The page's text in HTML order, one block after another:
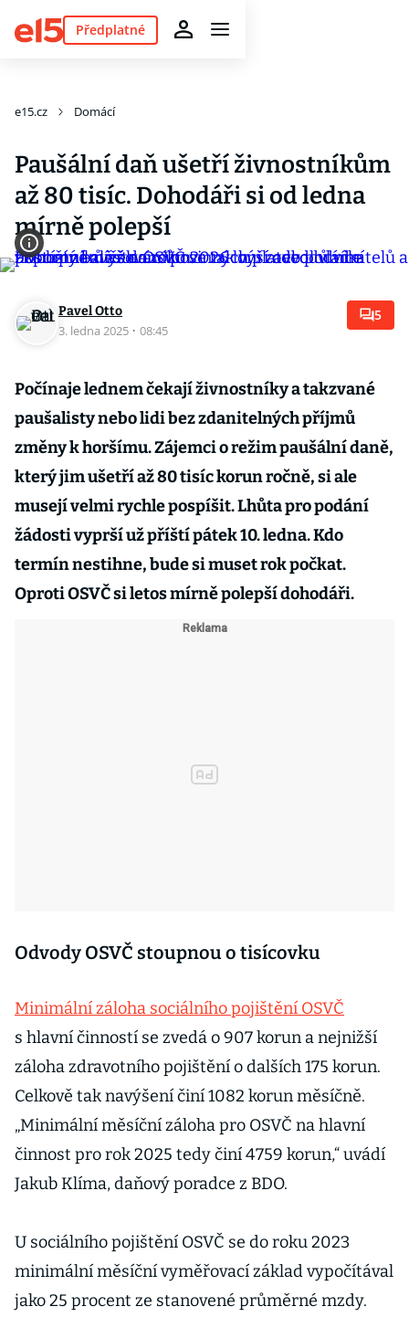
Předplatné
e15.cz Domácí
Paušální daň ušetří živnostníkům
až 80 tisíc. Dohodáři si od ledna
mírně polepší
Pavel Otto
3. ledna 2025 · 08:45
5
Počínaje lednem čekají živnostníky a takzvané
paušalisty nebo lidi bez zdanitelných příjmů
změny k horšímu. Zájemci o režim paušální daně,
který jim ušetří až 80 tisíc korun ročně, si ale
musejí velmi rychle pospíšit. Lhůta pro podání
žádosti vyprší už příští pátek 10. ledna. Kdo
termín nestihne, bude si muset rok počkat.
Oproti OSVČ si letos mírně polepší dohodáři.
Odvody OSVČ stoupnou o tisícovku
Minimální záloha sociálního pojištění OSVČ
s hlavní činností se zvedá o 907 korun a nejnižší
záloha zdravotního pojištění o dalších 175 korun.
Celkově tak navýšení činí 1082 korun měsíčně.
„Minimální měsíční záloha pro OSVČ na hlavní
činnost pro rok 2025 tedy činí 4759 korun,“ uvádí
Jakub Klíma, daňový poradce z BDO.
U sociálního pojištění OSVČ se do roku 2023
minimální měsíční vyměřovací základ vypočítával
jako 25 procent ze stanovené průměrné mzdy.